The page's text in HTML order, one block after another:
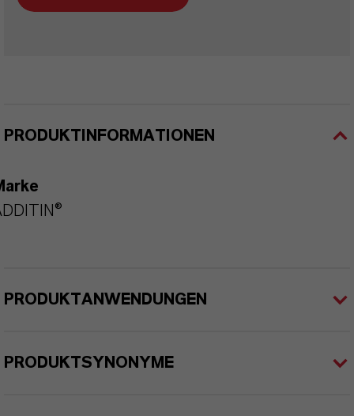
PRODUKTINFORMATIONEN
PRODUKTANWENDUNGEN
PRODUKTSYNONYME